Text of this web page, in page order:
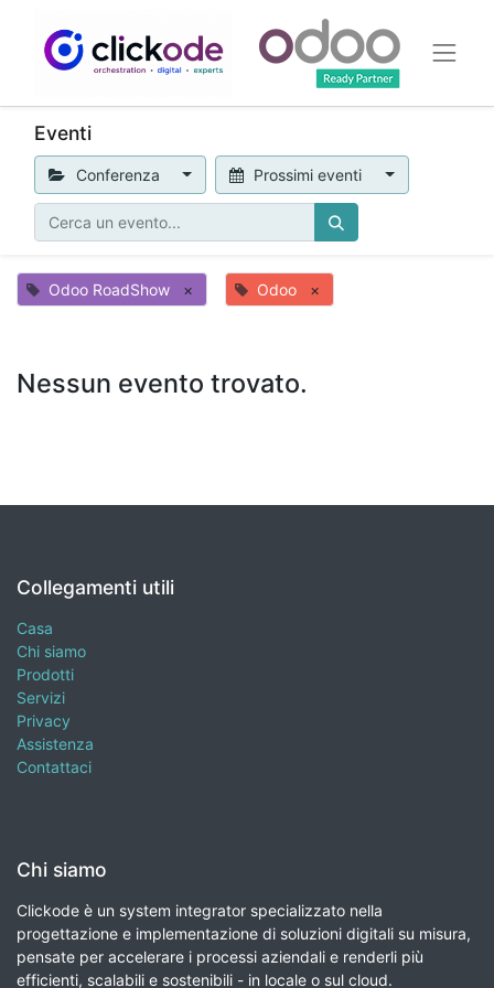
Eventi
Conferenza Prossimi eventi
Odoo RoadShow × Odoo ×
Nessun evento trovato.
Collegamenti utili
Casa
Chi siamo
Prodotti
Servizi
Privacy
Assistenza
Contattaci
Chi siamo
Clickode è un system integrator specializzato nella
progettazione e implementazione di soluzioni digitali su misura,
pensate per accelerare i processi aziendali e renderli più
efficienti, scalabili e sostenibili - in locale o sul cloud.